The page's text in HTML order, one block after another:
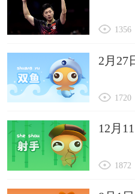
1356
2月27
1720
12月
1872